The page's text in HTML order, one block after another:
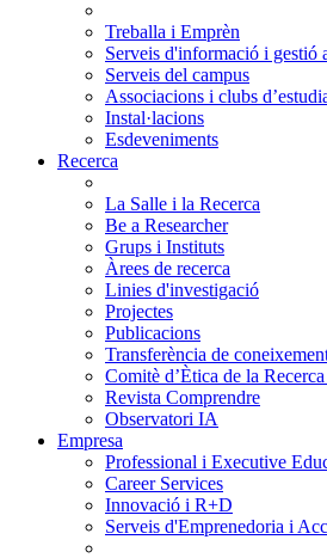
Treballa i Emprèn
Serveis d'informació i gestió
Serveis del campus
Associacions i clubs
Instal·lacions
Esdeveniments
Recerca
La Salle i la Recerca
Be a Researcher
Grups i Instituts
Àrees de recerca
Linies d'investigació
Projectes
Publicacions
Transferència de
Comitè d’Ètica de la
Revista Comprendre
Observatori IA
Empresa
Professional i Executive
Career Services
Innovació i R+D
Serveis d'Emprenedoria i